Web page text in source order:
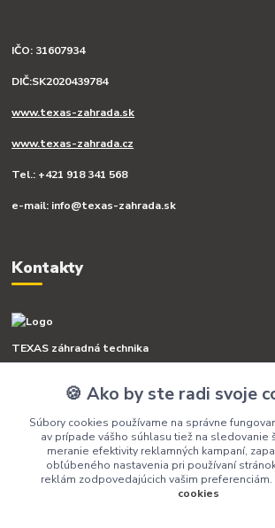
IČO: 31607934
DIČ:SK2020439784
www.texas-zahrada.sk
www.texas-zahrada.cz
Tel.: +421 918 341 568
e-mail: info@texas-zahrada.sk
Kontakty
TEXAS záhradná technika
+421 918 341 568
info@texas-zahrada.sk
🍪 Ako by ste radi svoje
Súbory cookies používame na správne
av prípade vášho súhlasu tiež na sledovanie
meranie efektivity reklamných kampaní,
obľúbeného nastavenia pri používaní
reklám zodpovedajúcich vašim preferenciám.
cookies